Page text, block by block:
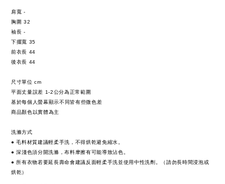
肩寬 -
胸圍 32
袖長 -
下擺寬 35
前衣長 44
後衣長 44
尺寸單位 cm
平面丈量誤差 1-2公分為正常範圍
基於每個人螢幕顯示不同皆有些微色差
商品顏色以實體為主
洗滌方式
● 毛料材質建議輕柔手洗，不得烘乾避免縮水。
● 深淺色須分開洗滌，布料摩擦有可能導致沾色。
● 所有衣物若要延長壽命會建議反面輕柔手洗並使用中性洗劑。（請勿長時間浸泡或
烘乾）